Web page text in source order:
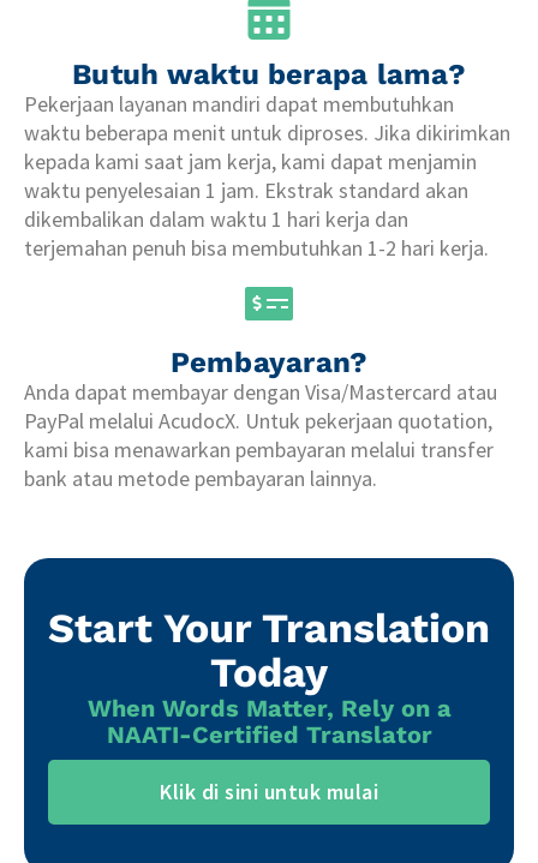
Butuh waktu berapa lama?
Pekerjaan layanan mandiri dapat membutuhkan
waktu beberapa menit untuk diproses. Jika dikirimkan
kepada kami saat jam kerja, kami dapat menjamin
waktu penyelesaian 1 jam. Ekstrak standard akan
dikembalikan dalam waktu 1 hari kerja dan
terjemahan penuh bisa membutuhkan 1-2 hari kerja.
Pembayaran?
Anda dapat membayar dengan Visa/Mastercard atau
PayPal melalui AcudocX. Untuk pekerjaan quotation,
kami bisa menawarkan pembayaran melalui transfer
bank atau metode pembayaran lainnya.
Start Your Translation
Today
When Words Matter, Rely on a
NAATI-Certified Translator
Klik di sini untuk mulai